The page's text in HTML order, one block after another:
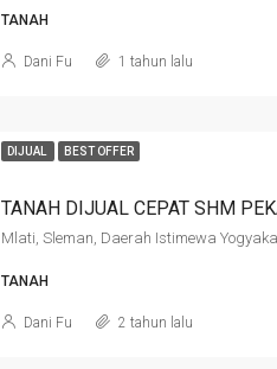
TANAH
Dani Fu 1 tahun lalu
DIJUAL BEST OFFER
Mlati, Sleman, Daerah Istimewa
TANAH
Dani Fu 2 tahun lalu